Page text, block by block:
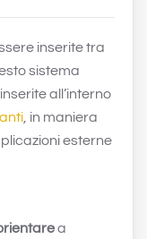
inserite tra
sistema
all’interno
, in maniera
esterne
a